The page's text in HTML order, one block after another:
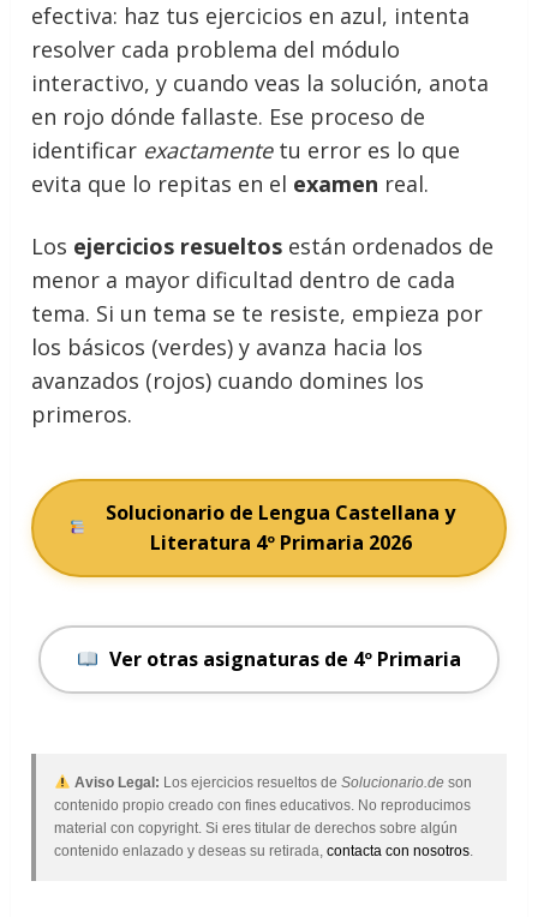
efectiva: haz tus ejercicios en azul, intenta
resolver cada problema del módulo
interactivo, y cuando veas la solución, anota
en rojo dónde fallaste. Ese proceso de
identificar exactamentetu error es lo que
evita que lo repitas en el examen real.
Los ejercicios resueltos están ordenados de
menor a mayor dificultad dentro de cada
tema. Si un tema se te resiste, empieza por
los básicos (verdes) y avanza hacia los
avanzados (rojos) cuando domines los
primeros.
Solucionario de Lengua Castellana y
Literatura 4º Primaria 2026
Ver otras asignaturas de 4º Primaria
Aviso Legal: Los ejercicios resueltos de Solucionario.deson
contenido propio creado con fines educativos. No reproducimos
material con copyright. Si eres titular de derechos sobre algún
contenido enlazado y deseas su retirada,contacta con nosotros.